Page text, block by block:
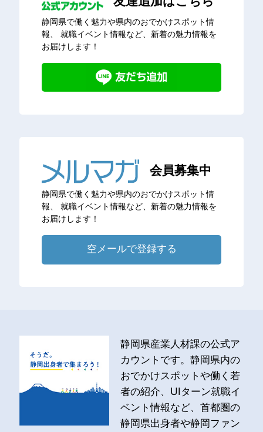
静岡県で働く魅力や県内のおでかけスポット情
報、
就職イベント情報など、新着の魅力情報を
お届けします！
会員募集中
静岡県で働く魅力や県内のおでかけスポット情
報、
就職イベント情報など、新着の魅力情報を
お届けします！
空メールで登録する
静岡県産業人材課の公式ア
カウントです。静岡県内の
おでかけスポットや働く若
者の紹介、UIターン就職イ
ベント情報など、首都圏の
静岡県出身者や静岡ファン